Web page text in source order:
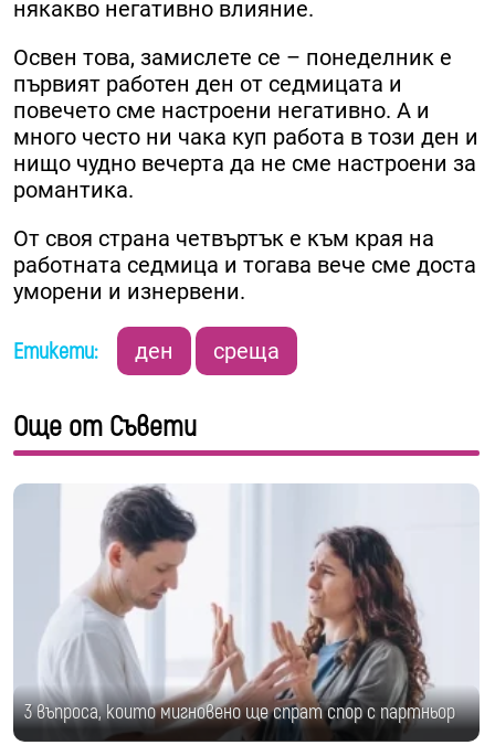
някакво негативно влияние.
Освен това, замислете се – понеделник е
първият работен ден от седмицата и
повечето сме настроени негативно. А и
много често ни чака куп работа в този ден и
нищо чудно вечерта да не сме настроени за
романтика.
От своя страна четвъртък е към края на
работната седмица и тогава вече сме доста
уморени и изнервени.
Етикети: ден среща
Още от Съвети
3 въпроса, които мигновено ще спрат спор с партньор